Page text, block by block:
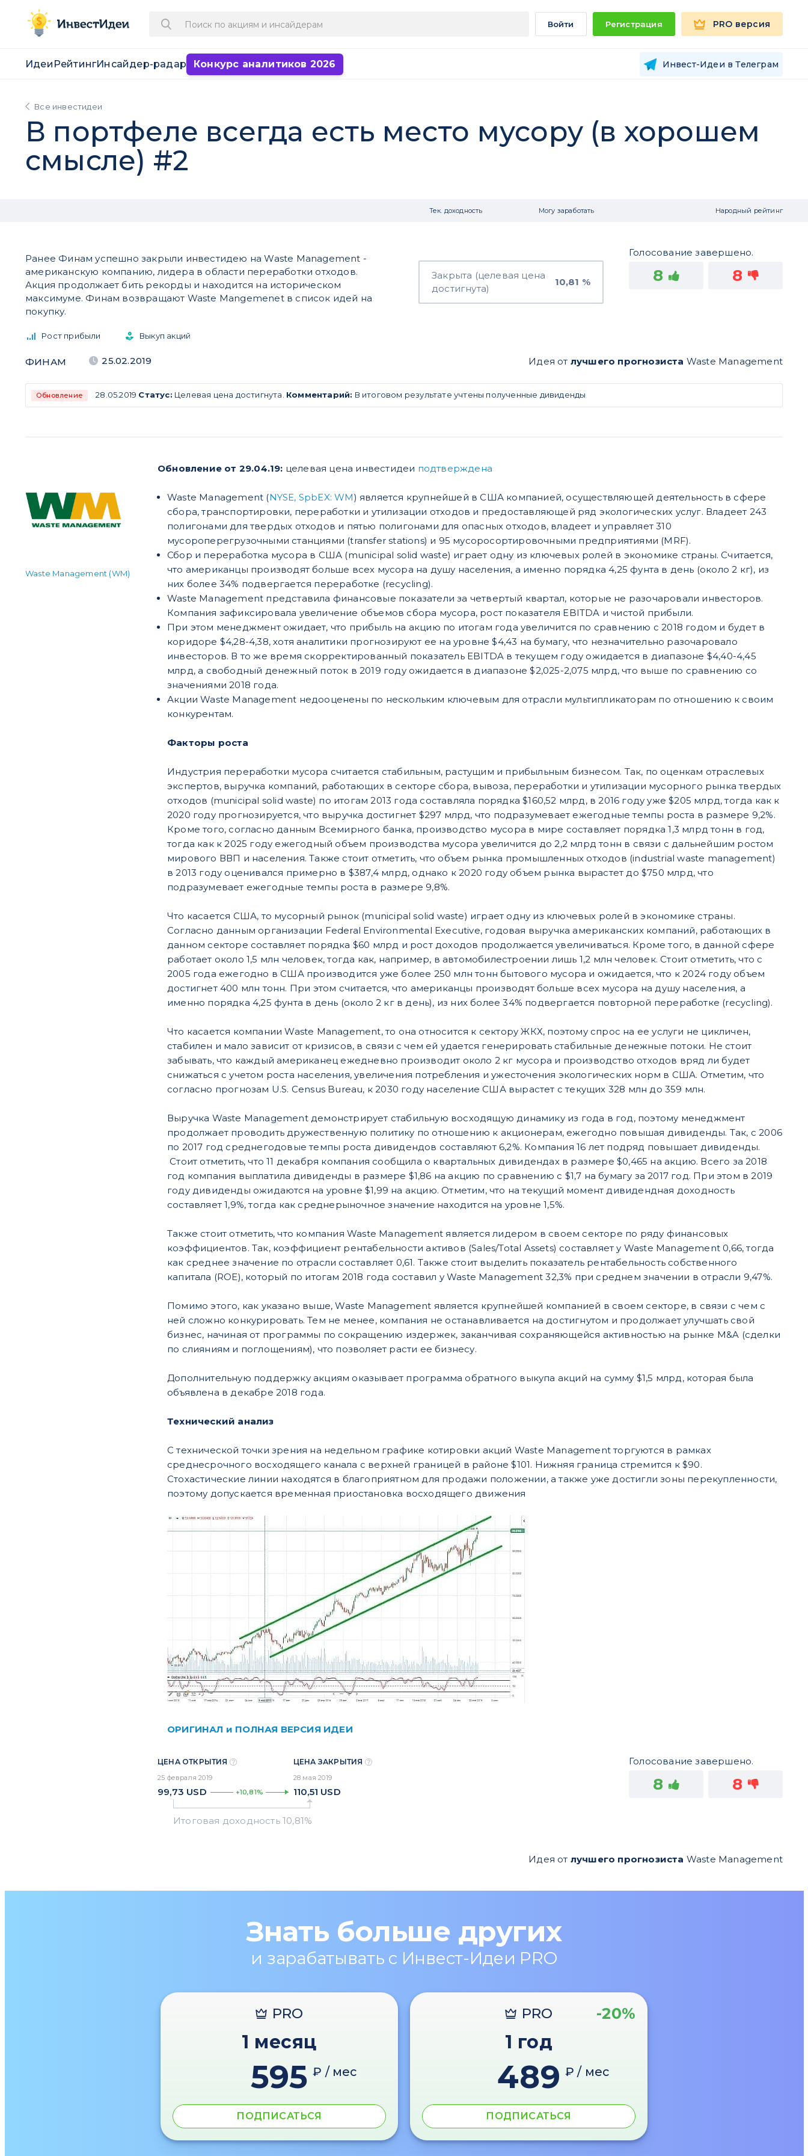
Войти Регистрация PRO версия
Идеи РейтингИнсайдер-радар Конкурс аналитиков 2026 Инвест-Идеи в Телеграм
Все инвестидеи
В портфеле всегда есть место мусору (в хорошем
смысле) #2
Тек. доходность Могу заработать Народный рейтинг
Ранее Финам успешно закрыли инвестидею на Waste Management -
американскую компанию, лидера в области переработки отходов.
Акция продолжает бить рекорды и находится на историческом
максимуме. Финам возвращают Waste Mangemenet в список идей на
покупку.
Закрыта (целевая цена
достигнута)
10,81 %
Голосование завершено.
8 8
Рост прибыли Выкуп акций
ФИНАМ 25.02.2019 Идея от лучшего прогнозиста Waste Management
Обновление 28.05.2019 Статус: Целевая цена достигнута. Комментарий: В итоговом результате учтены полученные дивиденды
Waste Management (WM)
Обновление от 29.04.19: целевая цена инвестидеи подтверждена
Waste Management (NYSE, SpbEX: WM) является крупнейшей в США компанией, осуществляющей деятельность в сфере
сбора, транспортировки, переработки и утилизации отходов и предоставляющей ряд экологических услуг. Владеет 243
полигонами для твердых отходов и пятью полигонами для опасных отходов, владеет и управляет 310
мусороперегрузочными станциями (transfer stations) и 95 мусоросортировочными предприятиями (MRF).
Сбор и переработка мусора в США (municipal solid waste) играет одну из ключевых ролей в экономике страны. Считается,
что американцы производят больше всех мусора на душу населения, а именно порядка 4,25 фунта в день (около 2 кг), из
них более 34% подвергается переработке (recycling).
Waste Management представила финансовые показатели за четвертый квартал, которые не разочаровали инвесторов.
Компания зафиксировала увеличение объемов сбора мусора, рост показателя EBITDA и чистой прибыли.
При этом менеджмент ожидает, что прибыль на акцию по итогам года увеличится по сравнению с 2018 годом и будет в
коридоре $4,28-4,38, хотя аналитики прогнозируют ее на уровне $4,43 на бумагу, что незначительно разочаровало
инвесторов. В то же время скорректированный показатель EBITDA в текущем году ожидается в диапазоне $4,40-4,45
млрд, а свободный денежный поток в 2019 году ожидается в диапазоне $2,025-2,075 млрд, что выше по сравнению со
значениями 2018 года.
Акции Waste Management недооценены по нескольким ключевым для отрасли мультипликаторам по отношению к своим
конкурентам.
Факторы роста
Индустрия переработки мусора считается стабильным, растущим и прибыльным бизнесом. Так, по оценкам отраслевых
экспертов, выручка компаний, работающих в секторе сбора, вывоза, переработки и утилизации мусорного рынка твердых
отходов (municipal solid waste) по итогам 2013 года составляла порядка $160,52 млрд, в 2016 году уже $205 млрд, тогда как к
2020 году прогнозируется, что выручка достигнет $297 млрд, что подразумевает ежегодные темпы роста в размере 9,2%.
Кроме того, согласно данным Всемирного банка, производство мусора в мире составляет порядка 1,3 млрд тонн в год,
тогда как к 2025 году ежегодный объем производства мусора увеличится до 2,2 млрд тонн в связи с дальнейшим ростом
мирового ВВП и населения. Также стоит отметить, что объем рынка промышленных отходов (industrial waste management)
в 2013 году оценивался примерно в $387,4 млрд, однако к 2020 году объем рынка вырастет до $750 млрд, что
подразумевает ежегодные темпы роста в размере 9,8%.
Что касается США, то мусорный рынок (municipal solid waste) играет одну из ключевых ролей в экономике страны.
Согласно данным организации Federal Environmental Executive, годовая выручка американских компаний, работающих в
данном секторе составляет порядка $60 млрд и рост доходов продолжается увеличиваться. Кроме того, в данной сфере
работает около 1,5 млн человек, тогда как, например, в автомобилестроении лишь 1,2 млн человек. Стоит отметить, что с
2005 года ежегодно в США производится уже более 250 млн тонн бытового мусора и ожидается, что к 2024 году объем
достигнет 400 млн тонн. При этом считается, что американцы производят больше всех мусора на душу населения, а
именно порядка 4,25 фунта в день (около 2 кг в день), из них более 34% подвергается повторной переработке (recycling).
Что касается компании Waste Management, то она относится к сектору ЖКХ, поэтому спрос на ее услуги не цикличен,
стабилен и мало зависит от кризисов, в связи с чем ей удается генерировать стабильные денежные потоки. Не стоит
забывать, что каждый американец ежедневно производит около 2 кг мусора и производство отходов вряд ли будет
снижаться с учетом роста населения, увеличения потребления и ужесточения экологических норм в США. Отметим, что
согласно прогнозам U.S. Census Bureau, к 2030 году население США вырастет с текущих 328 млн до 359 млн.
Выручка Waste Management демонстрирует стабильную восходящую динамику из года в год, поэтому менеджмент
продолжает проводить дружественную политику по отношению к акционерам, ежегодно повышая дивиденды. Так, с 2006
по 2017 год среднегодовые темпы роста дивидендов составляют 6,2%. Компания 16 лет подряд повышает дивиденды.
Стоит отметить, что 11 декабря компания сообщила о квартальных дивидендах в размере $0,465 на акцию. Всего за 2018
год компания выплатила дивиденды в размере $1,86 на акцию по сравнению с $1,7 на бумагу за 2017 год. При этом в 2019
году дивиденды ожидаются на уровне $1,99 на акцию. Отметим, что на текущий момент дивидендная доходность
составляет 1,9%, тогда как среднерыночное значение находится на уровне 1,5%.
Также стоит отметить, что компания Waste Management является лидером в своем секторе по ряду финансовых
коэффициентов. Так, коэффициент рентабельности активов (Sales/Total Assets) составляет у Waste Management 0,66, тогда
как среднее значение по отрасли составляет 0,61. Также стоит выделить показатель рентабельность собственного
капитала (ROE), который по итогам 2018 года составил у Waste Management 32,3% при среднем значении в отрасли 9,47%.
Помимо этого, как указано выше, Waste Management является крупнейшей компанией в своем секторе, в связи с чем с
ней сложно конкурировать. Тем не менее, компания не останавливается на достигнутом и продолжает улучшать свой
бизнес, начиная от программы по сокращению издержек, заканчивая сохраняющейся активностью на рынке M&A (сделки
по слияниям и поглощениям), что позволяет расти ее бизнесу.
Дополнительную поддержку акциям оказывает программа обратного выкупа акций на сумму $1,5 млрд, которая была
объявлена в декабре 2018 года.
Технический анализ
С технической точки зрения на недельном графике котировки акций Waste Management торгуются в рамках
среднесрочного восходящего канала c верхней границей в районе $101. Нижняя граница стремится к $90.
Стохастические линии находятся в благоприятном для продажи положении, а также уже достигли зоны перекупленности,
поэтому допускается временная приостановка восходящего движения
ОРИГИНАЛ и ПОЛНАЯ ВЕРСИЯ ИДЕИ
ЦЕНА ОТКРЫТИЯ
25 февраля 2019
99,73 USD +10,81%
ЦЕНА ЗАКРЫТИЯ
28 мая 2019
110,51 USD
Голосование завершено.
8 8
Идея от лучшего прогнозиста Waste Management
Знать больше других
и зарабатывать с Инвест-Идеи PRO
PRO
1 месяц
595 ₽ / мес
ПОДПИСАТЬСЯ
PRO -20%
1 год
489 ₽ / мес
ПОДПИСАТЬСЯ